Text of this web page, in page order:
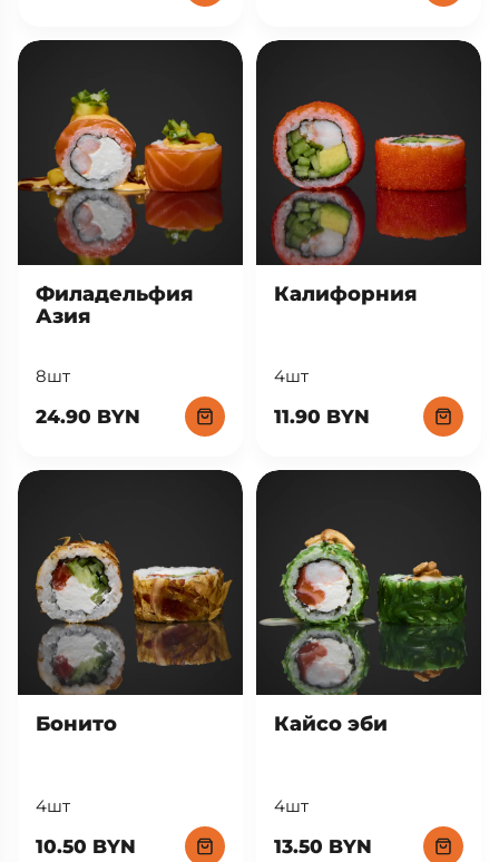
Филадельфия
Азия
8шт
24.90 BYN
Калифорния
4шт
11.90 BYN
Бонито
4шт
10.50 BYN
Кайсо эби
4шт
13.50 BYN